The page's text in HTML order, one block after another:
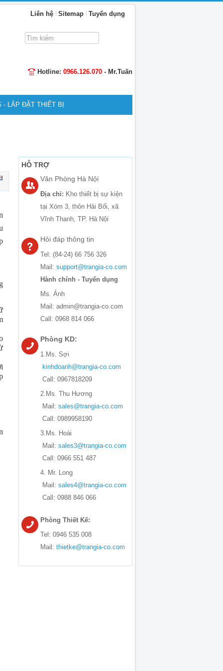
Liên hệ Sitemap Tuyển dụng
Tìm
kiếm...
Hotline: 0966.126.070 - Mr.Tuấn
- LẮP ĐẶT THIẾT BỊ
HỖ TRỢ
Văn Phòng Hà Nội
Địa chỉ: Kho thiết bị sự kiện
tại Xóm 3, thôn Hải Bối, xã
Vĩnh Thanh, TP. Hà Nội
Hỏi đáp thông tin
Tel: (84-24) 66 756 326
Mail: support@trangia-co.com
Hành chính - Tuyển dụng
Ms. Ánh
Mail: admin@trangia-co.com
Call: 0968 814 066
Phòng KD:
1.Ms. Sợi
kinhdoanh@trangia-co.com
Call: 0967818209
2.Ms. Thu Hương
Mail: sales@trangia-co.com
Call: 0989958190
3.Ms. Hoài
Mail: sales3@trangia-co.com
Call: 0966 551 487
4. Mr. Long
Mail: sales4@trangia-co.com
Call: 0988 846 066
Phòng Thiết Kế:
Tel: 0946 535 008
Mail: thietke@trangia-co.com